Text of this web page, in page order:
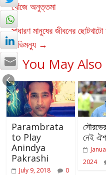
খোঁজে অনুত্তমা
সাধারণ মানুষের জীবনের
অভিমন্যু →
You May Also
Parambrata
to Play
Anindya
Pakrashi
July 9, 2018 0
নেই
2024